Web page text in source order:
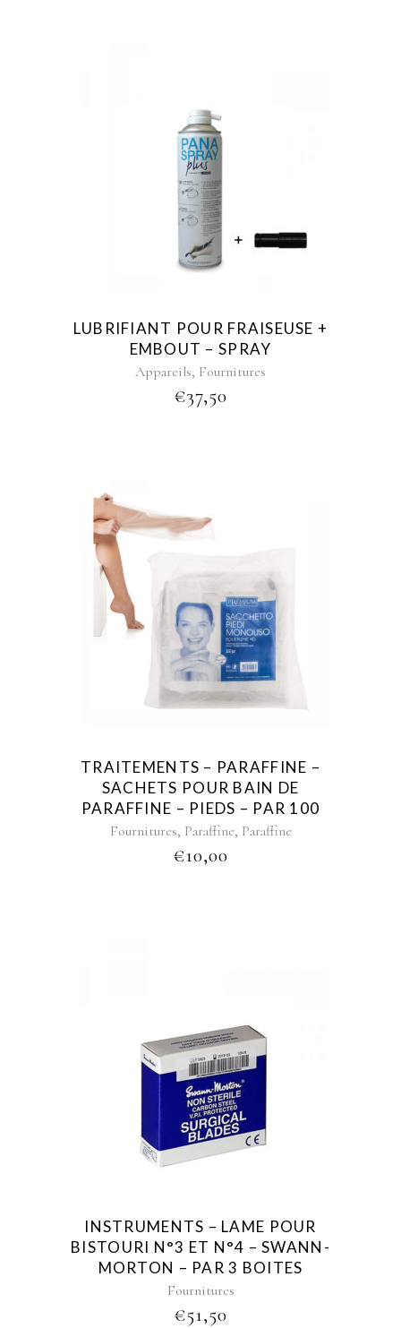
LUBRIFIANT POUR FRAISEUSE +
EMBOUT – SPRAY
Appareils, Fournitures
€37,50
TRAITEMENTS – PARAFFINE –
SACHETS POUR BAIN DE
PARAFFINE – PIEDS – PAR 100
Fournitures, Paraffine, Paraffine
€10,00
This
product
has
multiple
variants.
The
chosen
on
the
product
page
INSTRUMENTS – LAME POUR
BISTOURI N°3 ET N°4 – SWANN-
MORTON – PAR 3 BOITES
Fournitures
€51,50